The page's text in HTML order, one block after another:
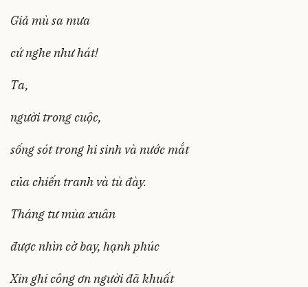
Giả mù sa mưa
cứ nghe như hát!
Ta,
người trong cuộc,
sống sót trong hi sinh và nước mắt
của chiến tranh và tù đày.
Tháng tư mùa xuân
được nhìn cờ bay, hạnh phúc
Xin ghi công ơn người đã khuất